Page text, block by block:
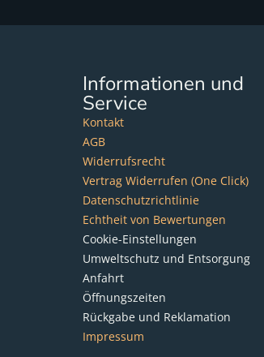
Informationen und
Service
Kontakt
AGB
Widerrufsrecht
Vertrag Widerrufen (One Click)
Datenschutzrichtlinie
Echtheit von Bewertungen
Cookie-Einstellungen
Umweltschutz und Entsorgung
Anfahrt
Öffnungszeiten
Rückgabe und Reklamation
Impressum